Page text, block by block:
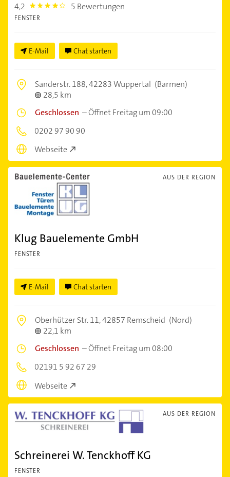
4,2 4.2000003 5 Bewertungen
FENSTER
E-Mail Chat starten
Sanderstr. 188,42283 Wuppertal (Barmen)
28,5 km
Geschlossen –Öffnet Freitag um 09:00
0202 97 90 90
Webseite
AUS DER REGION
Klug Bauelemente GmbH
FENSTER
E-Mail Chat starten
Oberhützer Str. 11,42857 Remscheid (Nord)
22,1 km
Geschlossen –Öffnet Freitag um 08:00
02191 5 92 67 29
Webseite
AUS DER REGION
Schreinerei W. Tenckhoff KG
FENSTER